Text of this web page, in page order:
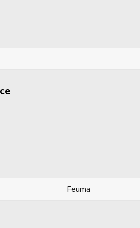
Feuma